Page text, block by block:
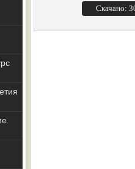
Скачано: